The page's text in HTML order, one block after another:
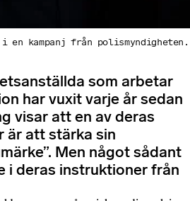
en kampanj från polismyndigheten.
som arbetar
har vuxit varje år sedan
visar att en av deras
är att stärka sin
Men något sådant
i deras instruktioner från